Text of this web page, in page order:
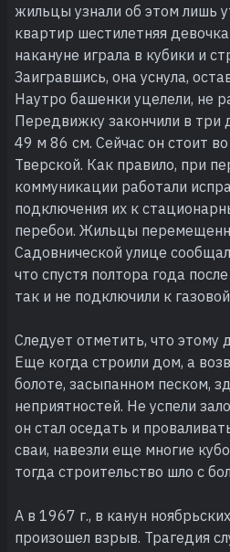
жильцы узнали об этом лишь
квартир шестилетняя
накануне играла в кубики и
Заигравшись, она уснула,
Наутро башенки уцелели, не
Передвижку закончили в три
49 м 86 см. Сейчас он стоит
Тверской. Как правило, при
коммуникации работали
подключения их к
перебои. Жильцы
Садовнической улице
что спустя полтора года
так и не подключили к
Следует отметить, что этому
Еще когда строили дом, а
болоте, засыпанном песком,
неприятностей. Не успели
он стал оседать и
сваи, навезли еще многие
тогда строительство шло с
А в 1967 г., в канун
произошел взрыв. Трагедия